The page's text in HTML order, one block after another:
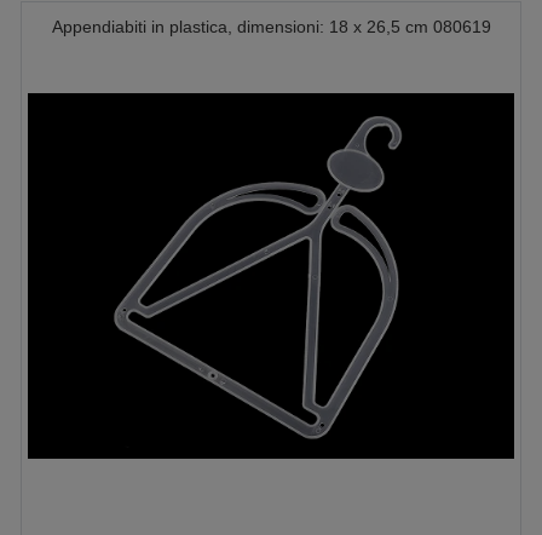
Appendiabiti in plastica, dimensioni: 18 x 26,5 cm 080619